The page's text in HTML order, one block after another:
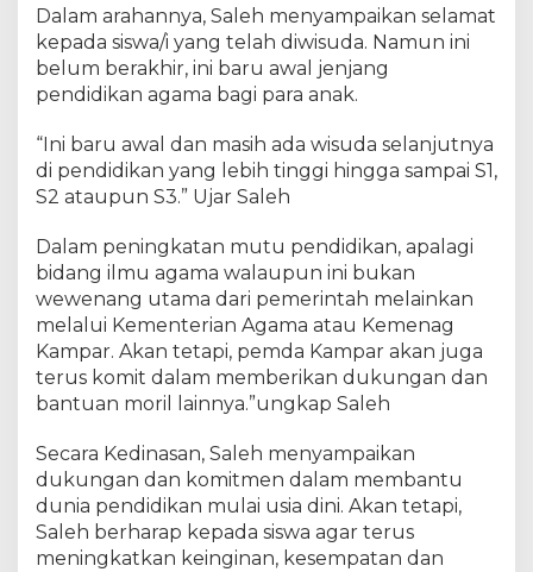
n
M
D
A
e
K
e
a
m
a
t
a
n
B
g
k
i
n
a
Dalam arahannya, Saleh menyampaikan selamat
kepada siswa/i yang telah diwisuda. Namun ini
belum berakhir, ini baru awal jenjang
pendidikan agama bagi para anak.
“Ini baru awal dan masih ada wisuda selanjutnya
di pendidikan yang lebih tinggi hingga sampai S1,
S2 ataupun S3.” Ujar Saleh
Dalam peningkatan mutu pendidikan, apalagi
bidang ilmu agama walaupun ini bukan
wewenang utama dari pemerintah melainkan
melalui Kementerian Agama atau Kemenag
Kampar. Akan tetapi, pemda Kampar akan juga
terus komit dalam memberikan dukungan dan
bantuan moril lainnya.”ungkap Saleh
Secara Kedinasan, Saleh menyampaikan
dukungan dan komitmen dalam membantu
dunia pendidikan mulai usia dini. Akan tetapi,
Saleh berharap kepada siswa agar terus
meningkatkan keinginan, kesempatan dan